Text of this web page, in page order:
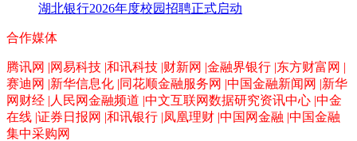
湖北银行2026年度校园招聘正式启动
合作媒体
腾讯网 |网易科技 |和讯科技 |财新网 |金融界银行 |东方财富网 |
赛迪网 |新华信息化 |同花顺金融服务网 |中国金融新闻网 |新华
网财经 |人民网金融频道 |中文互联网数据研究资讯中心 |中金
在线 |证券日报网 |和讯银行 |凤凰理财 |中国网金融 |中国金融
集中采购网